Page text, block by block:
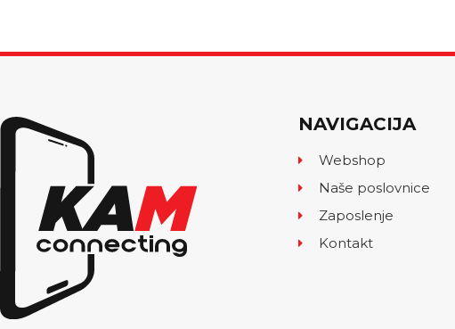
NAVIGACIJA
Webshop
Naše poslovnice
Zaposlenje
Kontakt